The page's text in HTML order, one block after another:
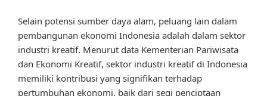
Selain potensi sumber daya alam, peluang lain dalam
pembangunan ekonomi Indonesia adalah dalam sektor
industri kreatif. Menurut data Kementerian Pariwisata
dan Ekonomi Kreatif, sektor industri kreatif di Indonesia
memiliki kontribusi yang signifikan terhadap
pertumbuhan ekonomi, baik dari segi penciptaan